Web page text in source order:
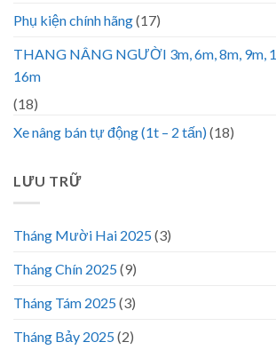
Phụ kiện chính hãng(17)
THANG NÂNG NGƯỜI 3m, 6m, 8m, 9m,
16m
(18)
Xe nâng bán tự động (1t – 2 tấn)(18)
LƯU TRỮ
Tháng Mười Hai 2025(3)
Tháng Chín 2025(9)
Tháng Tám 2025(3)
Tháng Bảy 2025(2)